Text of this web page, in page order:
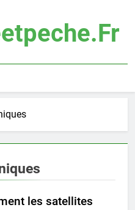
les satellites